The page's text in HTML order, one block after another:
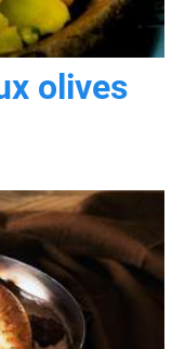
olives